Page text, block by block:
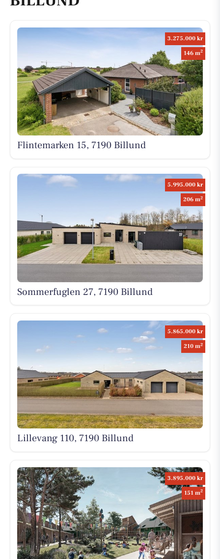
3.275.000 kr
146 m2
Flintemarken 15, 7190 Billund
5.995.000 kr
206 m2
Sommerfuglen 27, 7190 Billund
5.865.000 kr
210 m2
Lillevang 110, 7190 Billund
3.895.000 kr
151 m2